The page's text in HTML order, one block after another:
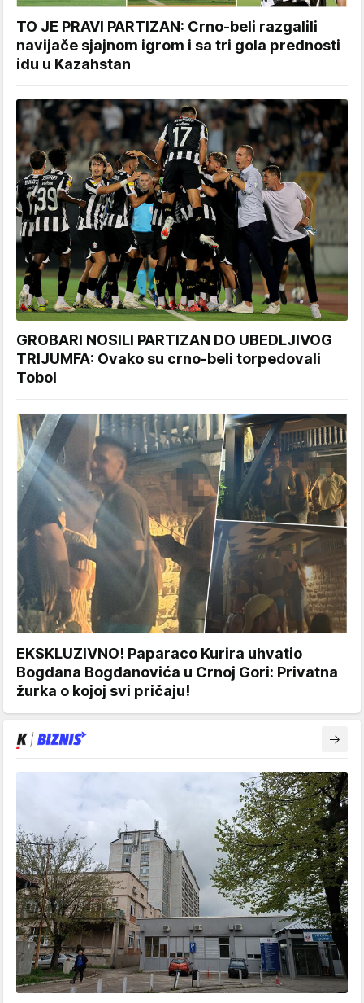
TO JE PRAVI PARTIZAN: Crno-beli razgalili
navijače sjajnom igrom i sa tri gola prednosti
idu u Kazahstan
GROBARI NOSILI PARTIZAN DO UBEDLJIVOG
TRIJUMFA: Ovako su crno-beli torpedovali
Tobol
EKSKLUZIVNO! Paparaco Kurira uhvatio
Bogdana Bogdanovića u Crnoj Gori: Privatna
žurka o kojoj svi pričaju!